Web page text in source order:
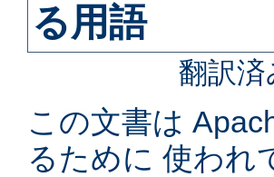
る用語
翻訳済
この文書は
るために 使われ